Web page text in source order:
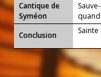
Cantique de
Syméon
Conclusion